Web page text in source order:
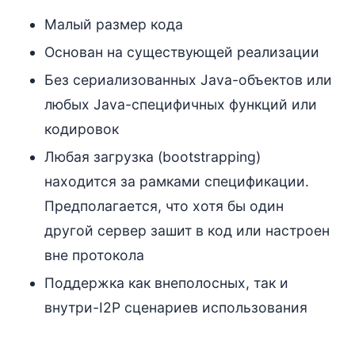
Малый размер кода
Основан на существующей реализации
Без сериализованных Java-объектов или
любых Java-специфичных функций или
кодировок
Любая загрузка (bootstrapping)
находится за рамками спецификации.
Предполагается, что хотя бы один
другой сервер зашит в код или настроен
вне протокола
Поддержка как внеполосных, так и
внутри-I2P сценариев использования